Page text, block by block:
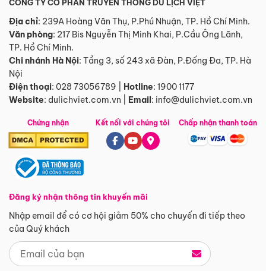
CÔNG TY CỔ PHẦN TRUYỀN THÔNG DU LỊCH VIỆT
Địa chỉ: 239A Hoàng Văn Thụ, P.Phú Nhuận, TP. Hồ Chí Minh.
Văn phòng: 217 Bis Nguyễn Thị Minh Khai, P.Cầu Ông Lãnh,
TP. Hồ Chí Minh.
Chi nhánh Hà Nội: Tầng 3, số 243 xã Đàn, P.Đống Đa, TP. Hà
Nội
Điện thoại: 028 73056789 Hotline: 1900 1177
Website: dulichviet.com.vn Email: info@dulichviet.com.vn
Chứng nhận
Đăng ký nhận thông tin khuyến mãi
Nhập email để có cơ hội giảm 50% cho chuyến đi tiếp theo
của Quý khách
Kết nối với chúng tôi Chấp nhận thanh toán